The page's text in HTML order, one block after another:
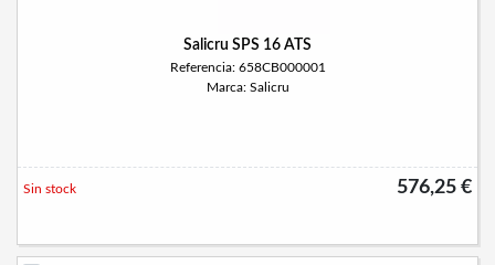
Salicru SPS 16 ATS
Referencia: 658CB000001
Marca: Salicru
576,25 €
Sin stock